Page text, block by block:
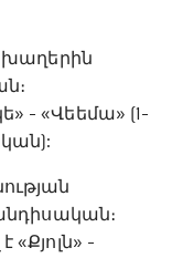
խաղերին
- «Վեեմա» (1-
«Քյոլն» -